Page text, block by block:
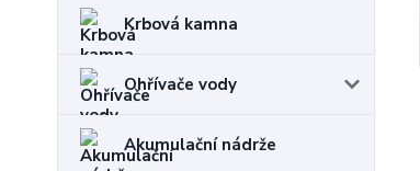
Krbová kamna
Ohřívače vody
Akumulační nádrže